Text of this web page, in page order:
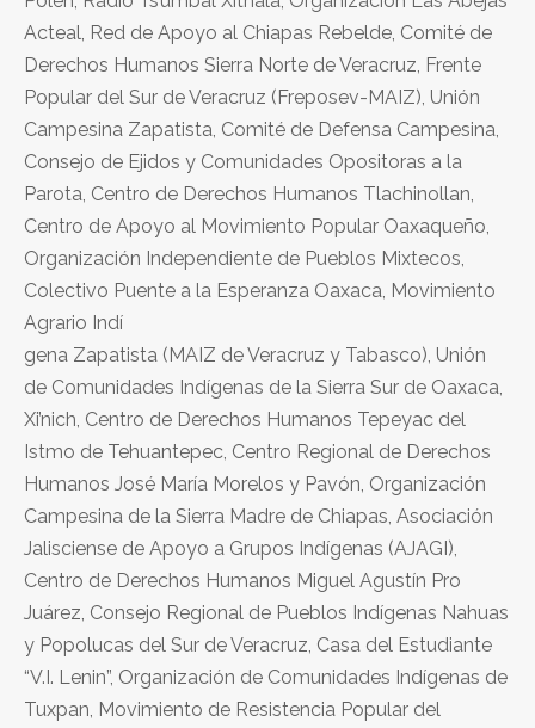
Acteal, Red de Apoyo al Chiapas Rebelde, Comité de
Derechos Humanos Sierra Norte de Veracruz, Frente
Popular del Sur de Veracruz (Freposev-MAIZ), Unión
Campesina Zapatista, Comité de Defensa Campesina,
Consejo de Ejidos y Comunidades Opositoras a la
Parota, Centro de Derechos Humanos Tlachinollan,
Centro de Apoyo al Movimiento Popular Oaxaqueño,
Organización Independiente de Pueblos Mixtecos,
Colectivo Puente a la Esperanza Oaxaca, Movimiento
Agrario Indí
gena Zapatista (MAIZ de Veracruz y Tabasco), Unión
de Comunidades Indígenas de la Sierra Sur de Oaxaca,
Xi’nich, Centro de Derechos Humanos Tepeyac del
Istmo de Tehuantepec, Centro Regional de Derechos
Humanos José María Morelos y Pavón, Organización
Campesina de la Sierra Madre de Chiapas, Asociación
Jalisciense de Apoyo a Grupos Indígenas (AJAGI),
Centro de Derechos Humanos Miguel Agustín Pro
Juárez, Consejo Regional de Pueblos Indígenas Nahuas
y Popolucas del Sur de Veracruz, Casa del Estudiante
“V.I. Lenin”, Organización de Comunidades Indígenas de
Tuxpan, Movimiento de Resistencia Popular del